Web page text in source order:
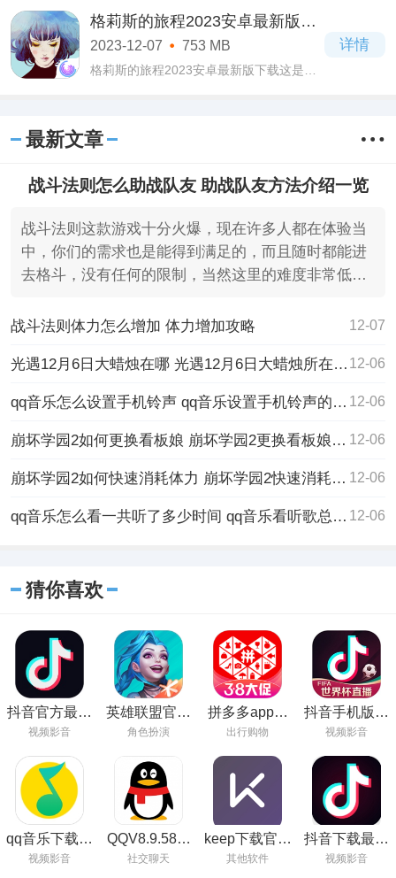
版这款游戏当中采用了像素的风格，你可
以选择自己喜欢的形象进行扮演，游戏有
生存模式
格莉斯的旅程2023安卓最新版下
载
2023-12-07 753 MB
格莉斯的旅程2023安卓最新版下载这是一
迷失在自
详情
最新文章
战斗法则怎么助战队友 助战队友方法介绍一览
战斗法则这款游戏十分火爆，现在许多人都在体验当
中，你们的需求也是能得到满足的，而且随时都能进
去格斗，没有任何的限制，当然这里的难度非常低，
战斗法则体力怎么增加 体力增加攻略 12-07
光遇12月6日大蜡烛在哪 光遇12月6日大蜡烛所在位置 12-06
qq音乐怎么设置手机铃声 qq音乐设置手机铃声的方法 12-06
崩坏学园2如何更换看板娘 崩坏学园2更换看板娘的方法 12-06
崩坏学园2如何快速消耗体力 崩坏学园2快速消耗体力的方法 12-06
qq音乐怎么看一共听了多少时间 qq音乐看听歌总时长的方法 12-06
猜你喜欢
抖音官方最新
版下载
视频影音
英雄联盟官方
正版下载
角色扮演
拼多多app官
方正版下载
出行购物
抖音手机版在
线观看
视频影音
qq音乐下载免
费最新版2022
视频影音
QQV8.9.58最
新版
社交聊天
keep下载官方
下载
其他软件
抖音下载最新
版本2023安装
视频影音